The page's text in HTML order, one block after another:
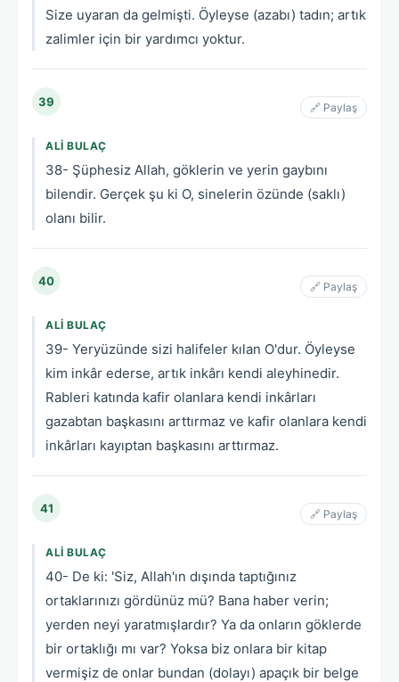
Size uyaran da gelmişti. Öyleyse (azabı) tadın; artık
zalimler için bir yardımcı yoktur.
39 🔗 Paylaş
ALI BULAÇ
38- Şüphesiz Allah, göklerin ve yerin gaybını
bilendir. Gerçek şu ki O, sinelerin özünde (saklı)
olanı bilir.
40 🔗 Paylaş
ALI BULAÇ
39- Yeryüzünde sizi halifeler kılan O'dur. Öyleyse
kim inkâr ederse, artık inkârı kendi aleyhinedir.
Rableri katında kafir olanlara kendi inkârları
gazabtan başkasını arttırmaz ve kafir olanlara kendi
inkârları kayıptan başkasını arttırmaz.
41 🔗 Paylaş
ALI BULAÇ
40- De ki: 'Siz, Allah'ın dışında taptığınız
ortaklarınızı gördünüz mü? Bana haber verin;
yerden neyi yaratmışlardır? Ya da onların göklerde
bir ortaklığı mı var? Yoksa biz onlara bir kitap
vermişiz de onlar bundan (dolayı) apaçık bir belge